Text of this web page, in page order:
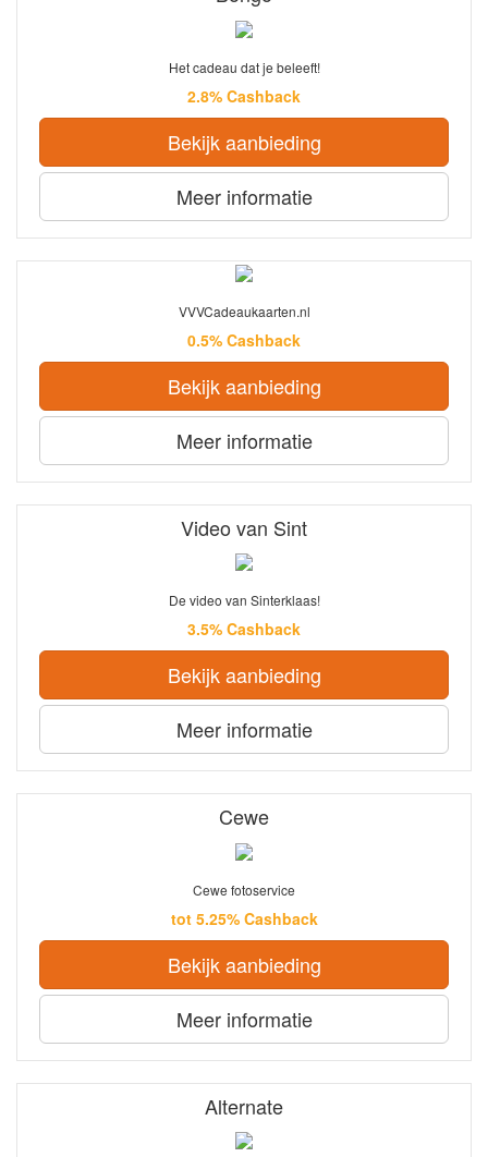
Het cadeau dat je beleeft!
2.8% Cashback
Bekijk aanbieding
Meer informatie
VVVCadeaukaarten.nl
0.5% Cashback
Bekijk aanbieding
Meer informatie
Video van Sint
De video van Sinterklaas!
3.5% Cashback
Bekijk aanbieding
Meer informatie
Cewe
Cewe fotoservice
tot 5.25% Cashback
Bekijk aanbieding
Meer informatie
Alternate